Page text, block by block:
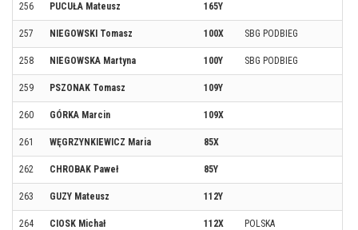
256 PUCUŁA Mateusz 165Y
257 NIEGOWSKI Tomasz 100X SBG PODBIEG
258 NIEGOWSKA Martyna 100Y SBG PODBIEG
259 PSZONAK Tomasz 109Y
260 GÓRKA Marcin 109X
261 WĘGRZYNKIEWICZ Maria 85X
262 CHROBAK Paweł 85Y
263 GUZY Mateusz 112Y
264 CIOSK Michał 112X POLSKA